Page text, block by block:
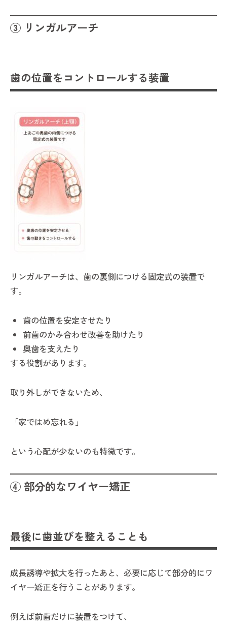
③ リンガルアーチ
歯の位置をコントロールする装置
リンガルアーチは、歯の裏側につける固定式の装置で
す。
歯の位置を安定させたり
前歯のかみ合わせ改善を助けたり
奥歯を支えたり
する役割があります。
取り外しができないため、
「家ではめ忘れる」
という心配が少ないのも特徴です。
④ 部分的なワイヤー矯正
最後に歯並びを整えることも
成長誘導や拡大を行ったあと、必要に応じて部分的にワ
イヤー矯正を行うことがあります。
例えば前歯だけに装置をつけて、